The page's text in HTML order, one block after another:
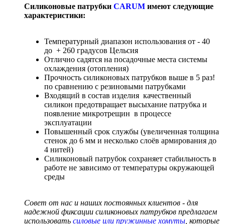
Силиконовые патрубки CARUM имеют следующие
характеристики:
Температурный диапазон использования от - 40
до + 260 градусов Цельсия
Отлично садятся на посадочные места системы
охлаждения (отопления)
Прочность силиконовых патрубков выше в 5 раз!
по сравнению с резиновыми патрубками
Входящий в состав изделия качественный
силикон предотвращает высыхание патрубка и
появление микротрещин в процессе
эксплуатации
Повышенный срок службы (увеличенная толщина
стенок до 6 мм и несколько слоёв армирования до
4 нитей)
Силиконовый патрубок сохраняет стабильность в
работе не зависимо от температуры окружающей
среды
Совет от нас и наших постоянных клиентов - для
надежной фиксации силиконовых патрубков предлагаем
использовать силовые или пружинные хомуты , которые